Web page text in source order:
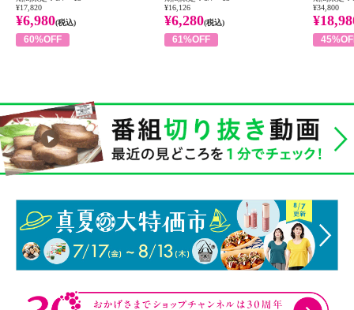
¥17,820
¥6,980(税込)
60%OFF
¥16,126
¥6,280(税込)
61%OFF
¥34,800